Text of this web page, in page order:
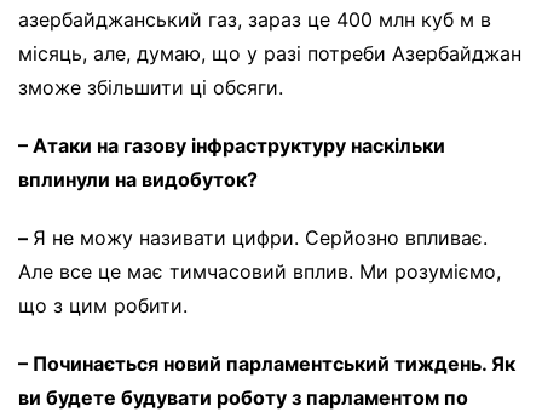
азербайджанський газ, зараз це 400 млн куб м в
місяць, але, думаю, що у разі потреби Азербайджан
зможе збільшити ці обсяги.
– Атаки на газову інфраструктуру наскільки
вплинули на видобуток?
– Я не можу називати цифри. Серйозно впливає.
Але все це має тимчасовий вплив. Ми розуміємо,
що з цим робити.
– Починається новий парламентський тиждень. Як
ви будете будувати роботу з парламентом по